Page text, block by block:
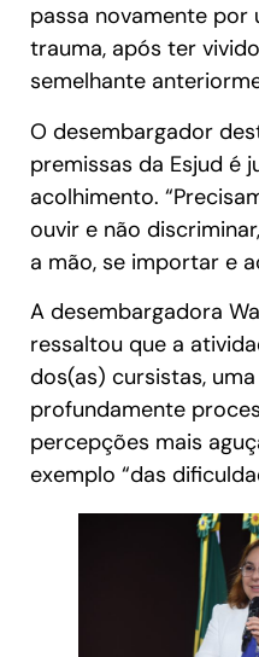
passa novamente por
trauma, após ter
semelhante
O desembargador
premissas da Esjud é
acolhimento.
ouvir e não
a mão, se importar e
A desembargadora
ressaltou que a
dos(as) cursistas,
profundamente
percepções mais
exemplo “das